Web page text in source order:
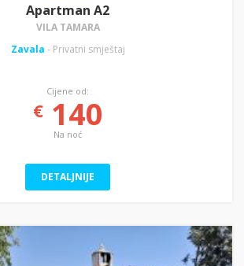
Apartman A2
VILA TAMARA
Zavala - Privatni smještaj
Cijene od:
€140
Na noć
DETALJNIJE